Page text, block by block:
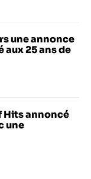
une annonce
aux 25 ans de
Hits annoncé
une